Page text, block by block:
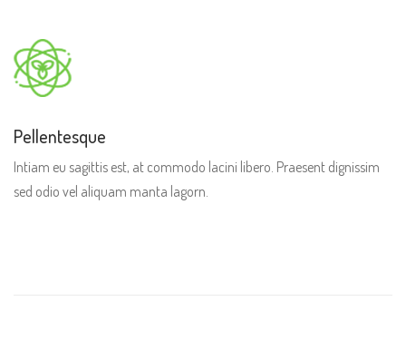
Pellentesque
Intiam eu sagittis est, at commodo lacini libero. Praesent dignissim
sed odio vel aliquam manta lagorn.